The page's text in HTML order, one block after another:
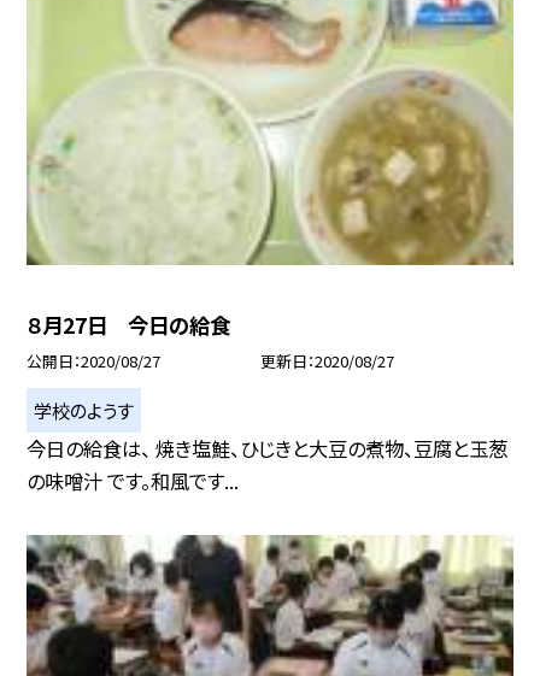
８月27日 今日の給食
公開日 2020/08/27 更新日 2020/08/27
学校のようす
今日の給食は、 焼き塩鮭、ひじきと大豆の煮物、豆腐と玉葱
の味噌汁 です。和風です...